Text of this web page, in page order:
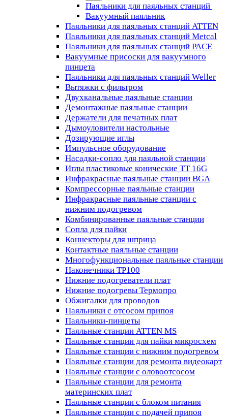
Паяльники для паяльных станций
Вакуумный паяльник
Паяльники для паяльных станций ATTEN
Паяльники для паяльных станций Metcal
Паяльники для паяльных станций PACE
Вакуумные присоски для вакуумного
пинцета
Паяльники для паяльных станций Weller
Вытяжки с фильтром
Двухканальные паяльные станции
Демонтажные паяльные станции
Держатели для печатных плат
Дымоуловители настольные
Дозирующие иглы
Импульсное оборудование
Насадки-сопло для паяльной станции
Иглы пластиковые конические TT 16G
Инфракрасные паяльные станции BGA
Компрессорные паяльные станции
Инфракрасные паяльные станции с
нижним подогревом
Комбинированные паяльные станции
Сопла для пайки
Коннекторы для шприца
Контактные паяльные станции
Многофункциональные паяльные станции
Наконечники TP100
Нижние подогреватели плат
Нижние подогревы Термопро
Обжигалки для проводов
Паяльники с отсосом припоя
Паяльники-пинцеты
Паяльные станции ATTEN MS
Паяльные станции для пайки микросхем
Паяльные станции с нижним подогревом
Паяльные станции для ремонта видеокарт
Паяльные станции с оловоотсосом
Паяльные станции для ремонта
материнских плат
Паяльные станции с блоком питания
Паяльные станции с подачей припоя